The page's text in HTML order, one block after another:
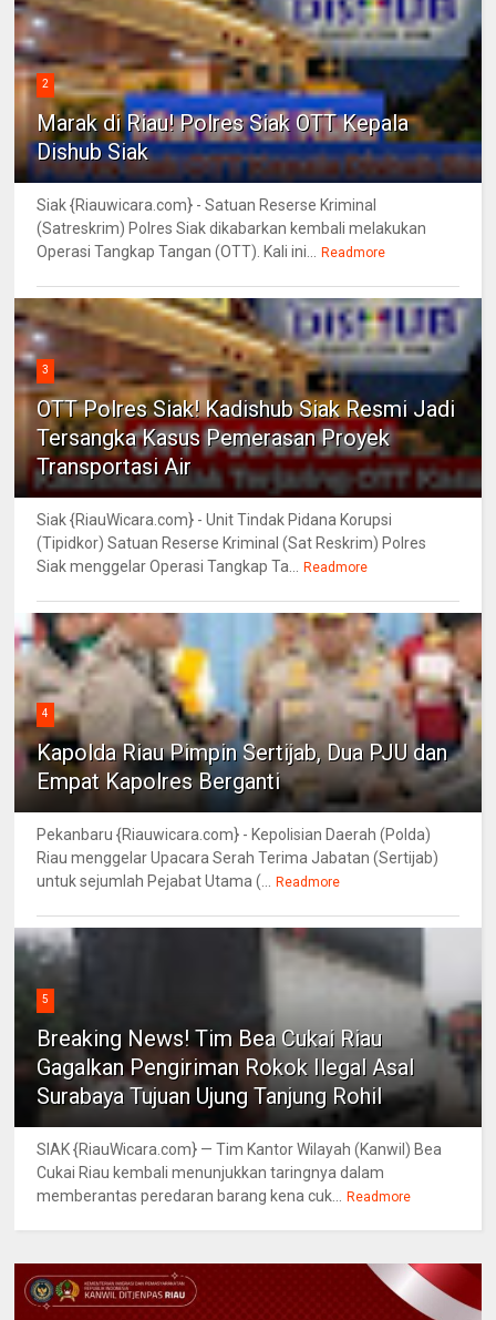
2
Marak di Riau! Polres Siak OTT Kepala
Dishub Siak
Siak {Riauwicara.com} - Satuan Reserse Kriminal
(Satreskrim) Polres Siak dikabarkan kembali melakukan
Operasi Tangkap Tangan (OTT). Kali ini... Readmore
3
OTT Polres Siak! Kadishub Siak Resmi Jadi
Tersangka Kasus Pemerasan Proyek
Transportasi Air
Siak {RiauWicara.com} - Unit Tindak Pidana Korupsi
(Tipidkor) Satuan Reserse Kriminal (Sat Reskrim) Polres
Siak menggelar Operasi Tangkap Ta... Readmore
4
Kapolda Riau Pimpin Sertijab, Dua PJU dan
Empat Kapolres Berganti
Pekanbaru {Riauwicara.com} - Kepolisian Daerah (Polda)
Riau menggelar Upacara Serah Terima Jabatan (Sertijab)
untuk sejumlah Pejabat Utama (... Readmore
5
Breaking News! Tim Bea Cukai Riau
Gagalkan Pengiriman Rokok Ilegal Asal
Surabaya Tujuan Ujung Tanjung Rohil
SIAK {RiauWicara.com} — Tim Kantor Wilayah (Kanwil) Bea
Cukai Riau kembali menunjukkan taringnya dalam
memberantas peredaran barang kena cuk... Readmore